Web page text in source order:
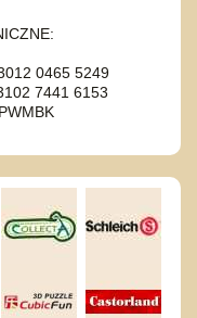
0465 5249
7441 6153